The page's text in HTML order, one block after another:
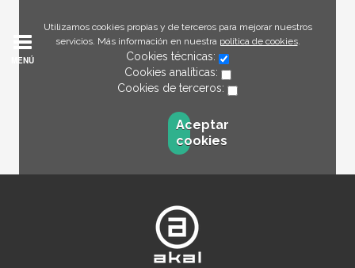
Utilizamos cookies propias y de terceros para mejorar nuestros
servicios. Más información en nuestra política de cookies.
Cookies técnicas:
Cookies analíticas:
Cookies de terceros:
Aceptar
cookies
MENÚ